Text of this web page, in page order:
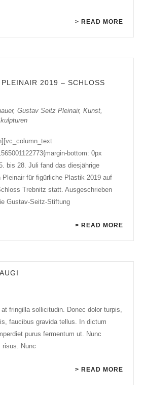
> READ MORE
2019 – SCHLOSS
, Gustav Seitz Pleinair, Kunst
bottom: 0px
bis 28. Juli fand das diesjährige
Pleinair für figürliche Plastik 2019 auf
Trebnitz statt. Ausgeschrieben
Gustav-Seitz-Stiftung
> READ MORE
fringilla sollicitudin. Donec dolor turpis,
faucibus gravida tellus. In dictum
purus fermentum ut. Nunc
risus. Nunc
> READ MORE